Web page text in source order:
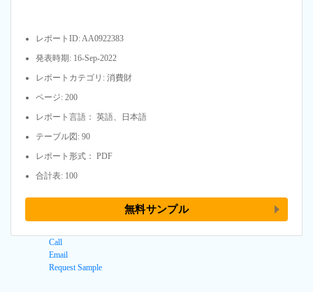
レポートID: AA0922383
発表時期: 16-Sep-2022
レポートカテゴリ: 消費財
ページ: 200
レポート言語： 英語、日本語
テーブル図: 90
レポート形式： PDF
合計表: 100
無料サンプル
Call
Email
Request Sample